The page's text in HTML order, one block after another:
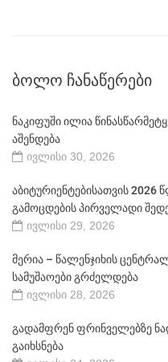
ᲑᲝᲚᲝ ᲩᲐᲜᲐᲬᲔᲠᲔᲑᲘ
ნაკიფუში ილია
აშენდება
ივლისი 30, 2026
აბიტურიენტებისათვის
გამოცდების პირველადი
ივლისი 29, 2026
მერია – წალენჯიხის
სამუშაოები გრძელდება
ივლისი 28, 2026
გადამფრენ ფრინველებზე
გაიხსნება